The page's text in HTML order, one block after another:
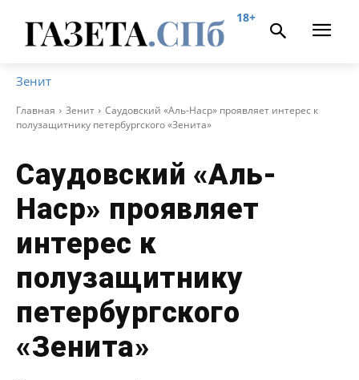
18+
Зенит
Главная Зенит
Саудовский «Аль-Наср» проявляет интерес к
полузащитнику петербургского «Зенита»
Саудовский «Аль-
Наср» проявляет
интерес к
полузащитнику
петербургского
«Зенита»